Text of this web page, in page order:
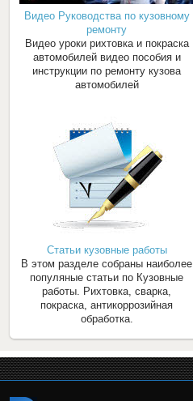
Видео Руководства по кузовному
ремонту
Видео уроки рихтовка и покраска
автомобилей видео пособия и
инструкции по ремонту кузова
автомобилей
Статьи кузовные работы
В этом разделе собраны наиболее
популяные статьи по Кузовные
работы. Рихтовка, сварка,
покраска, антикоррозийная
обработка.